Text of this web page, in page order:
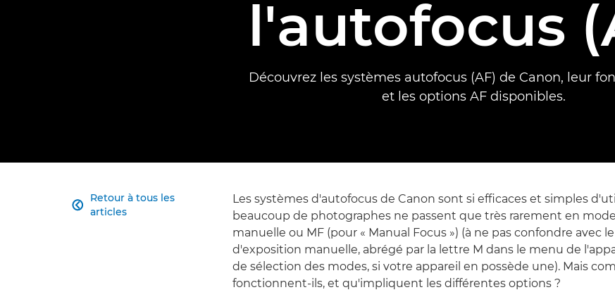
l'autofocus
Découvrez les systèmes autofocus (AF) de Canon, leur
et les options AF disponibles.
Retour à tous les
articles

Les systèmes d'autofocus de Canon sont si efficaces et simples
beaucoup de photographes ne passent que très rarement en
manuelle ou MF (pour « Manual Focus ») (à ne pas confondre avec
d'exposition manuelle, abrégé par la lettre M dans le menu de
de sélection des modes, si votre appareil en possède une). Mais
fonctionnent-ils, et qu'impliquent les différentes options ?